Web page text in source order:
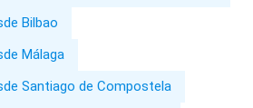
Bilbao
Málaga
Santiago de Compostela